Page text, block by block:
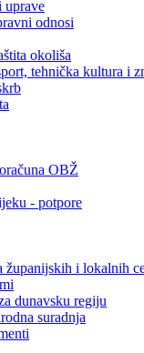
uprave
odnosi
okoliša
tehnička kultura i
OBŽ
- potpore
županijskih i lokalnih
dunavsku regiju
suradnja